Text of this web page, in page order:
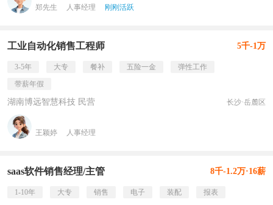
郑先生 人事经理 刚刚活跃
工业自动化销售工程师 5千-1万
3-5年 大专 餐补 五险一金
弹性工作
带薪年假
湖南博远智慧科技 民营 长沙·岳麓区
王颖婷 人事经理
saas软件销售经理/主管 8千-1.2万·16薪
1-10年 大专 销售 电子 装配 报表